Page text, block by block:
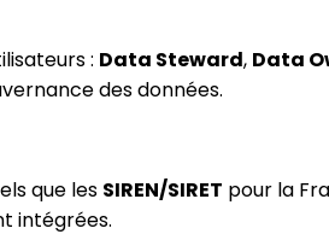
: Data Steward, Data
des données.
que les SIREN/SIRET pour la
intégrées.